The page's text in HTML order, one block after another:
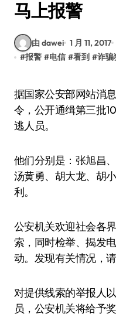
马上报警
由 dawei 1 月 11, 2017
#报警 #电信 #看到 #诈骗
据国家公安部网站消息，近日公安部发出A级通缉
令，公开通缉第三批
逃人员。
他们分别是：张旭昌
汤黄勇、胡大龙、胡
利。
公安机关欢迎社会各
索，同时检举、揭发
动。发现有关情况，请
对提供线索的举报人
员，公安机关将给予奖